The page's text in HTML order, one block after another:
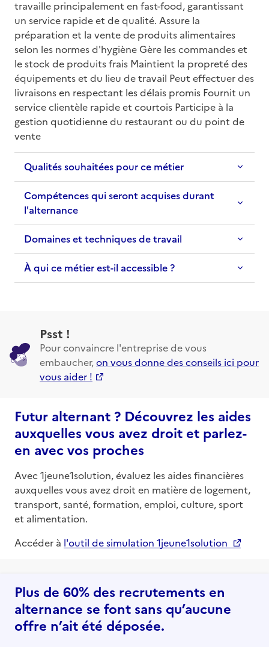
travaille principalement en fast-food, garantissant
un service rapide et de qualité. Assure la
préparation et la vente de produits alimentaires
selon les normes d'hygiène Gère les commandes et
le stock de produits frais Maintient la propreté des
équipements et du lieu de travail Peut effectuer des
livraisons en respectant les délais promis Fournit un
service clientèle rapide et courtois Participe à la
gestion quotidienne du restaurant ou du point de
vente
Qualités souhaitées pour ce métier
Compétences qui seront acquises durant
l'alternance
Domaines et techniques de travail
À qui ce métier est-il accessible ?
Psst !
Pour convaincre l'entreprise de vous
embaucher,on vous donne des conseils ici pour
vous aider !
Futur alternant ? Découvrez les aides
auxquelles vous avez droit et parlez-
en avec vos proches
Avec 1jeune1solution, évaluez les aides financières
auxquelles vous avez droit en matière de logement,
transport, santé, formation, emploi, culture, sport
et alimentation.
Accéder à l'outil de simulation 1jeune1solution
Plus de 60% des recrutements en
alternance se font sans qu’aucune
offre n’ait été déposée.